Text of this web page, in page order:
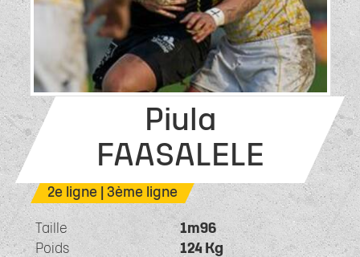
Piula
FAASALELE
2e ligne | 3ème ligne
Taille
1m96
Poids
124 Kg